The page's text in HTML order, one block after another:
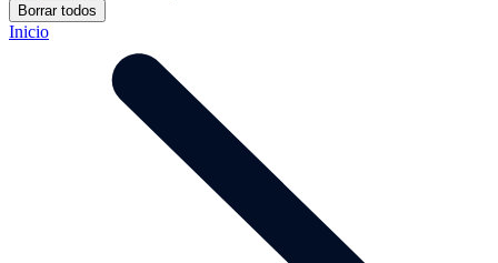
Borrar todos
Inicio